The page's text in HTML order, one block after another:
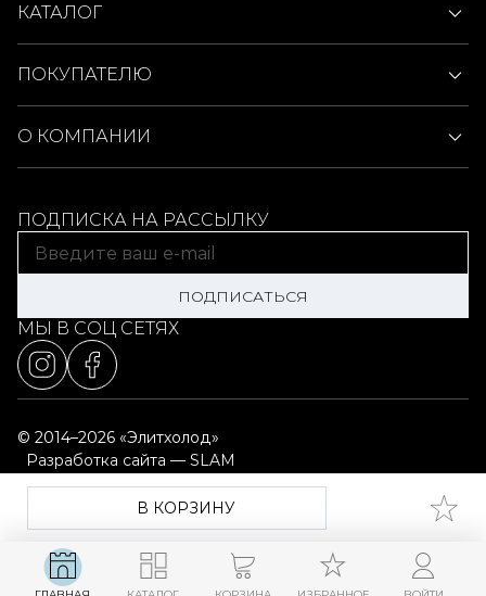
В КОРЗИНУ
КАТАЛОГ
ПОКУПАТЕЛЮ
О КОМПАНИИ
ПОДПИСКА НА РАССЫЛКУ
ПОДПИСАТЬСЯ
МЫ В СОЦ СЕТЯХ
© 2014–2026 «Элитхолод»
Разработка сайта — SLAM
Выбор настроек cookie